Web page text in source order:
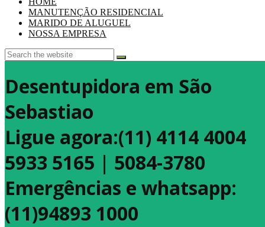
MANUTENÇÃO RESIDENCIAL
MARIDO DE ALUGUEL
NOSSA EMPRESA
Desentupidora em São
Sebastiao
Ligue agora:(11) 4114 4004
5933 5165 | 5084-3780
Emergências e whatsapp:
(11)94893 1000